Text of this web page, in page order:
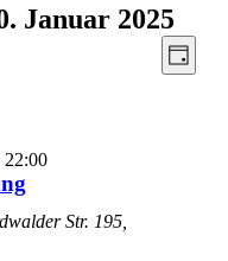
Januar 2025
Tag
22:00
Str. 195,